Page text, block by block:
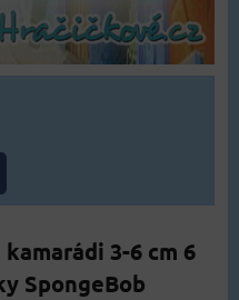
3-6 cm 6
SpongeBob